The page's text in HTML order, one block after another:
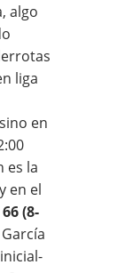
algo
liga
en
es la
en el
(8-